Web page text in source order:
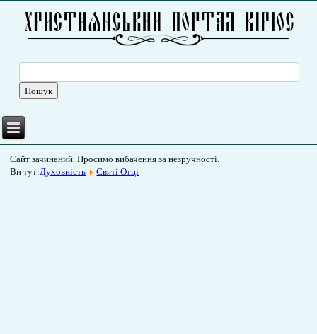
Сайт зачинений. Просимо вибачення за незручності.
Ви тут:Духовність Святі Отці